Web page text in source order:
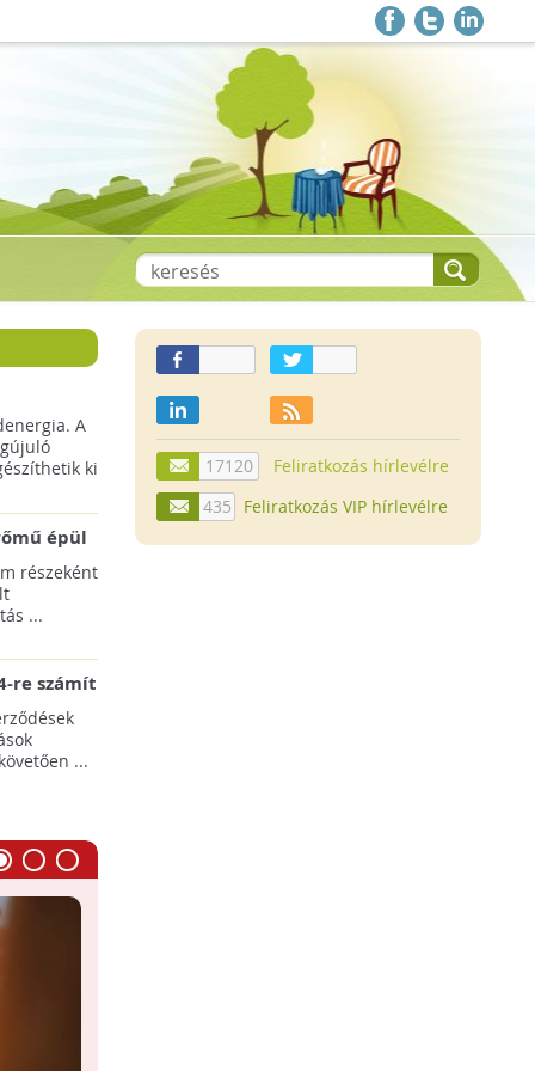
A
ki
épül
részeként
...
re számít
ágazat
...
17120
Feliratkozás hírlevélre
435
Feliratkozás VIP hírlevélre